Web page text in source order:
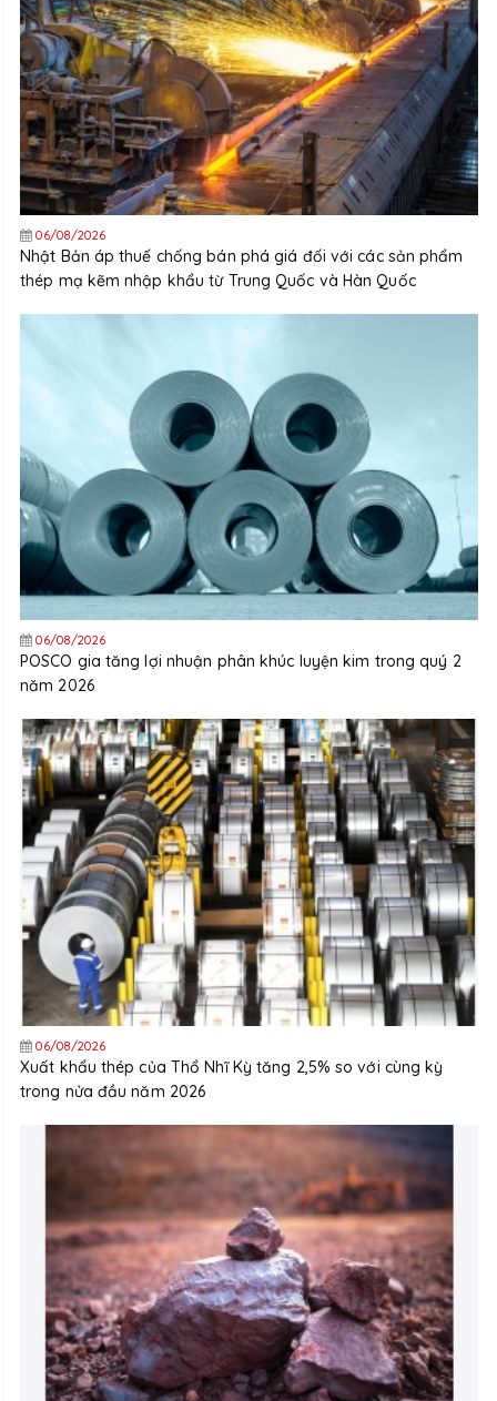
06/08/2026
Nhật Bản áp thuế chống bán phá giá đối với các sản phẩm
thép mạ kẽm nhập khẩu từ Trung Quốc và Hàn Quốc
06/08/2026
POSCO gia tăng lợi nhuận phân khúc luyện kim trong quý 2
năm 2026
06/08/2026
Xuất khẩu thép của Thổ Nhĩ Kỳ tăng 2,5% so với cùng kỳ
trong nửa đầu năm 2026